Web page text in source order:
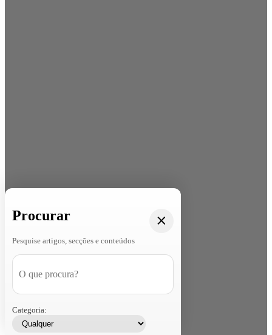
Procurar
Pesquise artigos, secções e conteúdos
Categoria: